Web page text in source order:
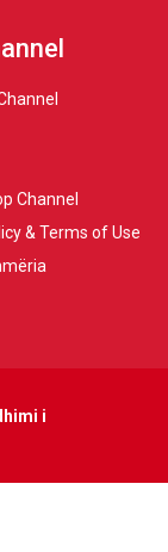
Channel
& Terms of Use
i